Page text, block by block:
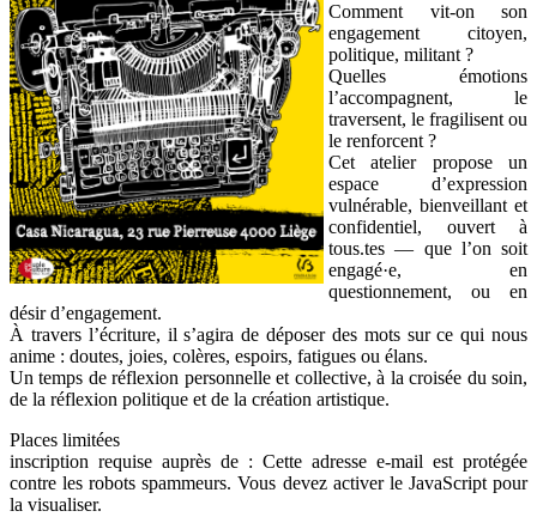
Comment vit-on son
engagement citoyen,
politique, militant ?
Quelles émotions
l’accompagnent, le
traversent, le fragilisent ou
le renforcent ?
Cet atelier propose un
espace d’expression
vulnérable, bienveillant et
confidentiel, ouvert à
tous.tes — que l’on soit
engagé·e, en
questionnement, ou en
désir d’engagement.
À travers l’écriture, il s’agira de déposer des mots sur ce qui nous
anime : doutes, joies, colères, espoirs, fatigues ou élans.
Un temps de réflexion personnelle et collective, à la croisée du soin,
de la réflexion politique et de la création artistique.
Places limitées
inscription requise auprès de : Cette adresse e-mail est protégée
contre les robots spammeurs. Vous devez activer le JavaScript pour
la visualiser.